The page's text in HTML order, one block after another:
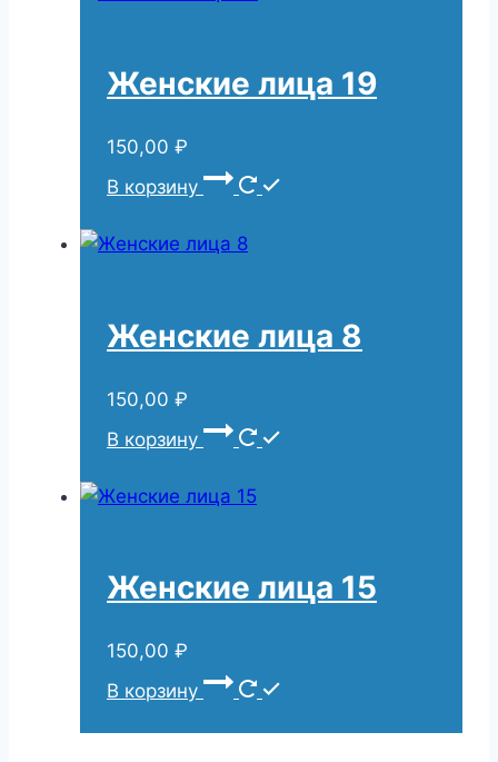
Женские лица 19
150,00 ₽
В корзину
Женские лица 8
150,00 ₽
В корзину
Женские лица 15
150,00 ₽
В корзину